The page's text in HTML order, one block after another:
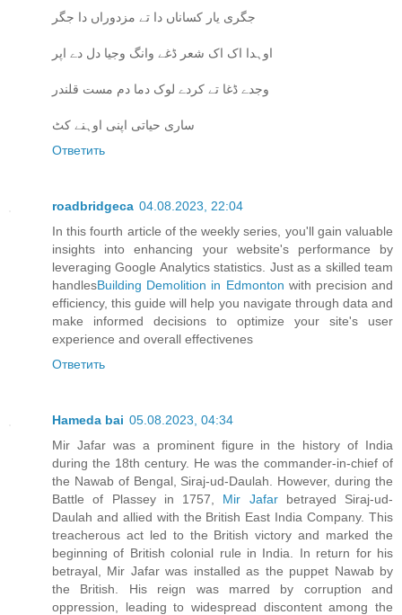
جگری یار کساناں دا تے مزدوراں دا جگر
اوہدا اک اک شعر ڈغے وانگ وجیا دل دے اپر
وجدے ڈغا تے کردے لوک دما دم مست قلندر
ساری حیاتی اپنی اوہنے کٹ
Ответить
roadbridgeca 04.08.2023, 22:04
In this fourth article of the weekly series, you'll gain valuable
insights into enhancing your website's performance by
leveraging Google Analytics statistics. Just as a skilled team
handlesBuilding Demolition in Edmonton with precision and
efficiency, this guide will help you navigate through data and
make informed decisions to optimize your site's user
experience and overall effectivenes
Ответить
Hameda bai 05.08.2023, 04:34
Mir Jafar was a prominent figure in the history of India
during the 18th century. He was the commander-in-chief of
the Nawab of Bengal, Siraj-ud-Daulah. However, during the
Battle of Plassey in 1757, Mir Jafarbetrayed Siraj-ud-
Daulah and allied with the British East India Company. This
treacherous act led to the British victory and marked the
beginning of British colonial rule in India. In return for his
betrayal, Mir Jafar was installed as the puppet Nawab by
the British. His reign was marred by corruption and
oppression, leading to widespread discontent among the